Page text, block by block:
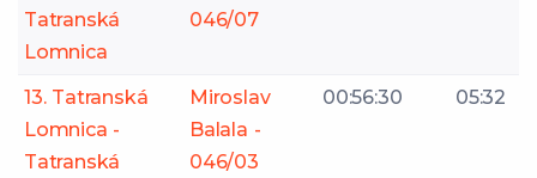
Tatranská
Lomnica
046/07
13. Tatranská
Lomnica -
Tatranská
Miroslav
Balala -
046/03
00:56:30 05:32